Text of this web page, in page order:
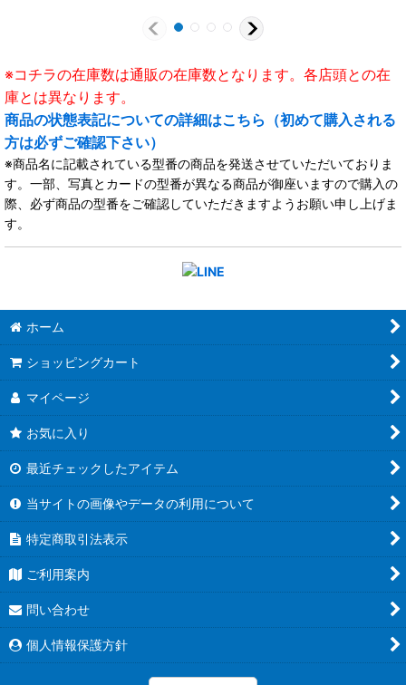
※コチラの在庫数は通販の在庫数となります。各店頭との在
庫とは異なります。
商品の状態表記についての詳細はこちら（初めて購入される
方は必ずご確認下さい）
※商品名に記載されている型番の商品を発送させていただいておりま
す。一部、写真とカードの型番が異なる商品が御座いますので購入の
際、必ず商品の型番をご確認していただきますようお願い申し上げま
す。
ホーム
ショッピングカート
マイページ
お気に入り
最近チェックしたアイテム
当サイトの画像やデータの利用について
特定商取引法表示
ご利用案内
問い合わせ
個人情報保護方針